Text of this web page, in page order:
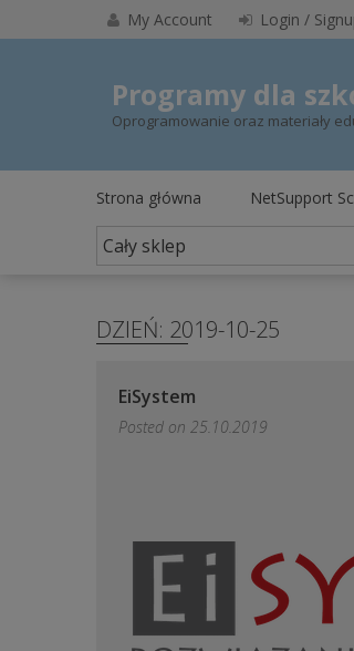
to
My Account Login /
Programy dla
Oprogramowanie oraz materiały
Strona główna NetSupport
DZIEŃ: 2019-10-25
EiSystem
Posted on 25.10.2019